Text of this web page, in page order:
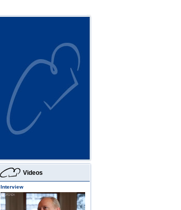
Videos
Interview